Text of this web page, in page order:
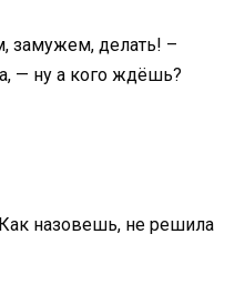
замужем, делать! –
— ну а кого ждёшь?
назовешь, не решила